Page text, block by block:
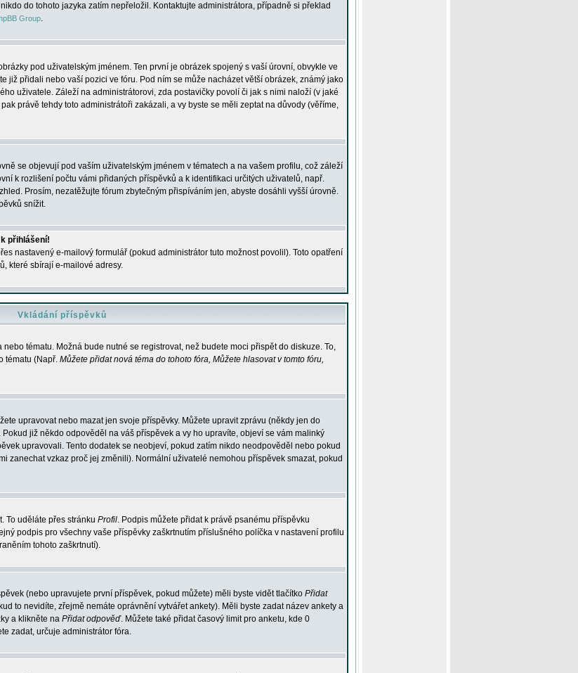
do tohoto jazyka zatím nepřeložil. Kontaktujte administrátora, případně si překlad
Group.
pod uživatelským jménem. Ten první je obrázek spojený s vaší úrovní, obvykle ve
již přidali nebo vaší pozici ve fóru. Pod ním se může nacházet větší obrázek, známý jako
uživatele. Záleží na administrátorovi, zda postavičky povolí či jak s nimi naloží (v jaké
právě tehdy toto administrátoři zakázali, a vy byste se měli zeptat na důvody (věříme,
se objevují pod vaším uživatelským jménem v tématech a na vašem profilu, což záleží
k rozlišení počtu vámi přidaných příspěvků a k identifikaci určitých uživatelů, např.
Prosím, nezatěžujte fórum zbytečným přispíváním jen, abyste dosáhli vyšší úrovně.
snížit.
přihlášení!
nastavený e-mailový formulář (pokud administrátor tuto možnost povolil). Toto opatření
které sbírají e-mailové adresy.
Vkládání příspěvků
tématu. Možná bude nutné se registrovat, než budete moci přispět do diskuze. To,
tématu (Např. Můžete přidat nová téma do tohoto fóra, Můžete hlasovat v tomto fóru,
upravovat nebo mazat jen svoje příspěvky. Můžete upravit zprávu (někdy jen do
Pokud již někdo odpověděl na váš příspěvek a vy ho upravíte, objeví se vám malinký
upravovali. Tento dodatek se neobjeví, pokud zatím nikdo neodpověděl nebo pokud
zanechat vzkaz proč jej změnili). Normální uživatelé nemohou příspěvek smazat, pokud
To uděláte přes stránku Profil. Podpis můžete přidat k právě psanému příspěvku
podpis pro všechny vaše příspěvky zaškrtnutím příslušného políčka v nastavení profilu
tohoto zaškrtnutí).
(nebo upravujete první příspěvek, pokud můžete) měli byste vidět tlačítko Přidat
to nevidíte, zřejmě nemáte oprávnění vytvářet ankety). Měli byste zadat název ankety a
a klikněte na Přidat odpověď. Můžete také přidat časový limit pro anketu, kde 0
zadat, určuje administrátor fóra.